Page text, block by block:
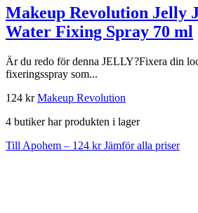
Makeup Revolution Jelly
Water Fixing Spray 70 ml
Är du redo för denna JELLY?Fixera din
fixeringsspray som...
124 krMakeup Revolution
4 butiker har produkten i lager
Till Apohem – 124 krJämför alla priser